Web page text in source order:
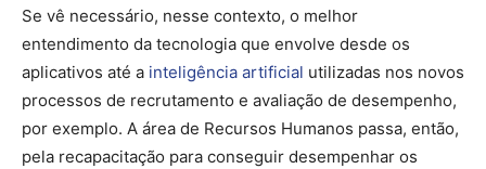
Se vê necessário, nesse contexto, o melhor
entendimento da tecnologia que envolve desde os
aplicativos até a inteligência artificial utilizadas nos novos
processos de recrutamento e avaliação de desempenho,
por exemplo. A área de Recursos Humanos passa, então,
pela recapacitação para conseguir desempenhar os